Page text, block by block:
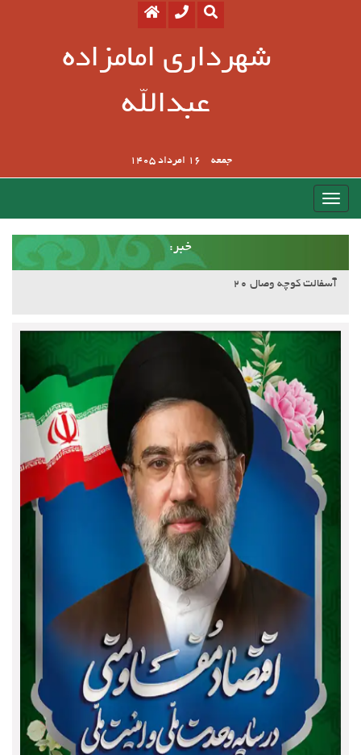
شهرداری امامزاده
عبدالله
جمعه 16 امرداد 1405
:خبر
آسفالت کوچه وصال ۲۰